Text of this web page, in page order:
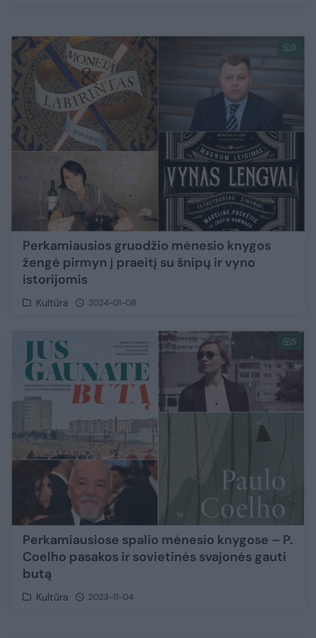
5
Perkamiausios gruodžio mėnesio knygos
žengė pirmyn į praeitį su šnipų ir vyno
istorijomis
Kultūra 2024-01-08
5
Perkamiausiose spalio mėnesio knygose – P.
Coelho pasakos ir sovietinės svajonės gauti
butą
Kultūra 2023-11-04